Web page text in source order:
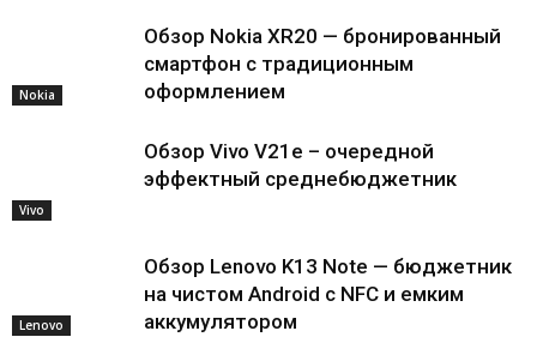
Nokia
Обзор Nokia XR20 — бронированный
смартфон с традиционным
оформлением
Vivo
Обзор Vivo V21e – очередной
эффектный среднебюджетник
Lenovo
Обзор Lenovo K13 Note — бюджетник
на чистом Android с NFC и емким
аккумулятором